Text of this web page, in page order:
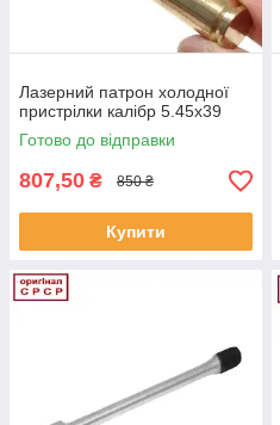
Лазерний патрон холодної
пристрілки калібр 5.45х39
Готово до відправки
807,50 ₴ 850 ₴
Купити